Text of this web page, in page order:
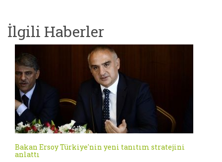
İlgili Haberler
Bakan Ersoy Türkiye'nin yeni tanıtım stratejini
anlattı